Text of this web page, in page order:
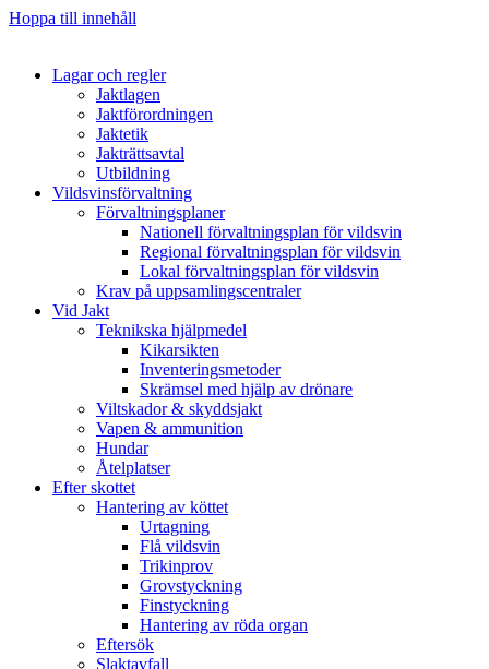
Hoppa till innehåll
Lagar och regler
Jaktlagen
Jaktförordningen
Jaktetik
Jakträttsavtal
Utbildning
Vildsvinsförvaltning
Förvaltningsplaner
Nationell förvaltningsplan för vildsvin
Regional förvaltningsplan för vildsvin
Lokal förvaltningsplan för vildsvin
Krav på uppsamlingscentraler
Vid Jakt
Teknikska hjälpmedel
Kikarsikten
Inventeringsmetoder
Skrämsel med hjälp av drönare
Viltskador & skyddsjakt
Vapen & ammunition
Hundar
Åtelplatser
Efter skottet
Hantering av köttet
Urtagning
Flå vildsvin
Trikinprov
Grovstyckning
Finstyckning
Hantering av röda organ
Eftersök
Slaktavfall